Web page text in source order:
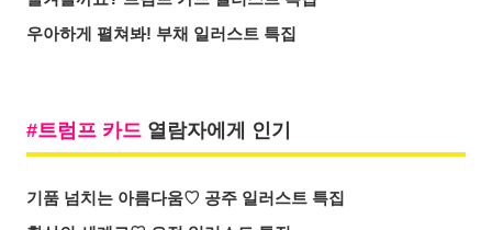
우아하게 펼쳐봐! 부채 일러스트 특집
트럼프 카드 열람자에게 인기
기품 넘치는 아름다움♡ 공주 일러스트 특집